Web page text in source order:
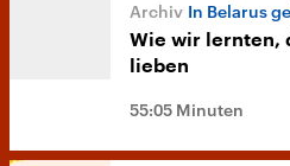
In Belarus
Wie wir lernten,
lieben
55:05 Minuten